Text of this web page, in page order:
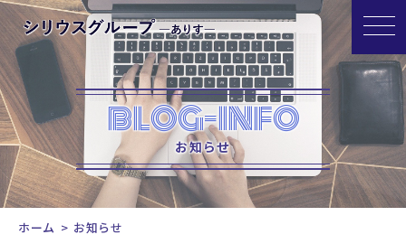
BLOG-INFO
お知らせ
ホーム お知らせ